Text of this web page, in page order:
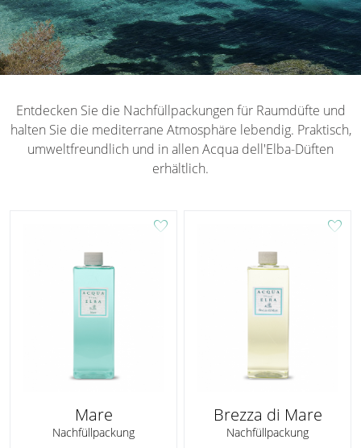
Entdecken Sie die Nachfüllpackungen für Raumdüfte und
halten Sie die mediterrane Atmosphäre lebendig. Praktisch,
umweltfreundlich und in allen Acqua dell'Elba-Düften
erhältlich.
favorite
Mare
Nachfüllpackung
favorite
Brezza di Mare
Nachfüllpackung